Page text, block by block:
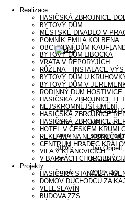
Realizace
HASIČSKÁ ZBROJNICE
BYTOVÝ DŮM
MĚSTSKÉ DIVADLO V
POMNÍK EMILA KOLBENA
OBCHODNÍ DŮM
BYTOVÝ DŮM LIBOCKÁ
VRATA V ŘEPORYJÍCH
RŮŽENA – INSTALACE
BYTOVÝ DŮM U
BYTOVÝ DŮM V
RODINNÝ DŮM HOSTIVICE
HASIČSKÁ ZBROJNICE
NEJSKROMNĚJŠÍ UMĚNÍ
HASIČSKÁ ZBROJNICE
HASIČSKÁ ZBROJNICE
HOTEL V ČESKÉM
REKLAMA NA NEKONEČNO
CENTRUM HRADEC
VILA V KLÁNOVICÍCH
V BARVÁCH
Projekty
HASIČSKÁ STANICE
DOMOV DŮCHODCŮ ZA
VELESLAVÍN
BUDOVA ZZS
název
klient MSI, a.s.
popis soubor
autoři Jan
GP Bomart
projekt 2008 - 10